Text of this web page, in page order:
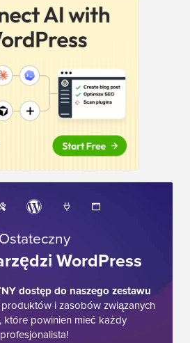
Ostateczny
WordPress
dostęp do naszego zestawu
i zasobów związanych
które powinien mieć każdy
profesjonalista!